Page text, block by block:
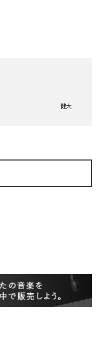
健大